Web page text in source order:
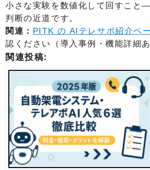
小さな実験を数値化して回すこと
判断の近道です。
関連： PITK の AIテレサポ紹介ペ
認ください（導入事例・機能詳細あ
関連投稿: